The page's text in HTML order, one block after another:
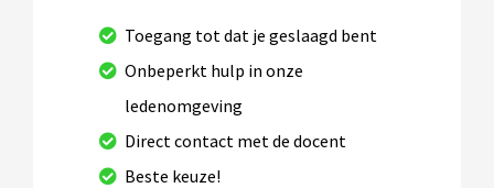
Toegang tot dat je geslaagd bent
Onbeperkt hulp in onze
ledenomgeving
Direct contact met de docent
Beste keuze!